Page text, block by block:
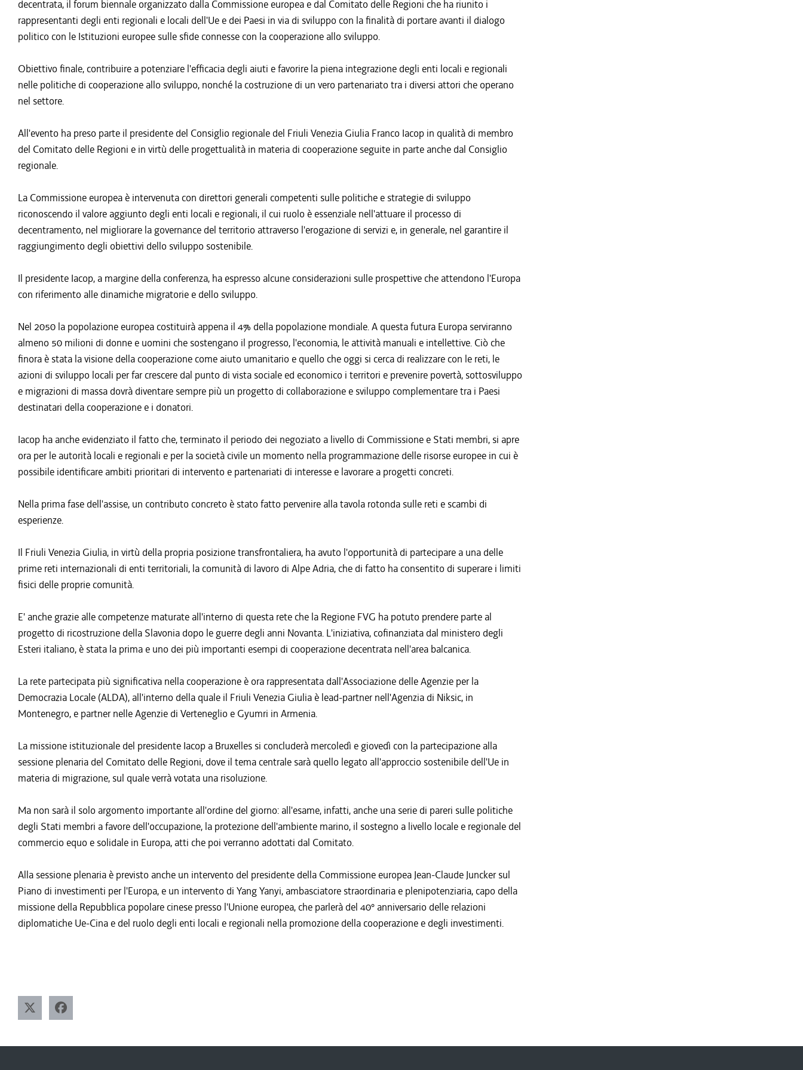
decentrata, il forum biennale organizzato dalla Commissione europea e dal Comitato delle Regioni che ha riunito i
rappresentanti degli enti regionali e locali dell'Ue e dei Paesi in via di sviluppo con la finalità di portare avanti il dialogo
politico con le Istituzioni europee sulle sfide connesse con la cooperazione allo sviluppo.
Obiettivo finale, contribuire a potenziare l'efficacia degli aiuti e favorire la piena integrazione degli enti locali e regionali
nelle politiche di cooperazione allo sviluppo, nonché la costruzione di un vero partenariato tra i diversi attori che operano
nel settore.
All'evento ha preso parte il presidente del Consiglio regionale del Friuli Venezia Giulia Franco Iacop in qualità di membro
del Comitato delle Regioni e in virtù delle progettualità in materia di cooperazione seguite in parte anche dal Consiglio
regionale.
La Commissione europea è intervenuta con direttori generali competenti sulle politiche e strategie di sviluppo
riconoscendo il valore aggiunto degli enti locali e regionali, il cui ruolo è essenziale nell'attuare il processo di
decentramento, nel migliorare la governance del territorio attraverso l'erogazione di servizi e, in generale, nel garantire il
raggiungimento degli obiettivi dello sviluppo sostenibile.
Il presidente Iacop, a margine della conferenza, ha espresso alcune considerazioni sulle prospettive che attendono l'Europa
con riferimento alle dinamiche migratorie e dello sviluppo.
Nel 2050 la popolazione europea costituirà appena il 4% della popolazione mondiale. A questa futura Europa serviranno
almeno 50 milioni di donne e uomini che sostengano il progresso, l'economia, le attività manuali e intellettive. Ciò che
finora è stata la visione della cooperazione come aiuto umanitario e quello che oggi si cerca di realizzare con le reti, le
azioni di sviluppo locali per far crescere dal punto di vista sociale ed economico i territori e prevenire povertà, sottosviluppo
e migrazioni di massa dovrà diventare sempre più un progetto di collaborazione e sviluppo complementare tra i Paesi
destinatari della cooperazione e i donatori.
Iacop ha anche evidenziato il fatto che, terminato il periodo dei negoziato a livello di Commissione e Stati membri, si apre
ora per le autorità locali e regionali e per la società civile un momento nella programmazione delle risorse europee in cui è
possibile identificare ambiti prioritari di intervento e partenariati di interesse e lavorare a progetti concreti.
Nella prima fase dell'assise, un contributo concreto è stato fatto pervenire alla tavola rotonda sulle reti e scambi di
esperienze.
Il Friuli Venezia Giulia, in virtù della propria posizione transfrontaliera, ha avuto l'opportunità di partecipare a una delle
prime reti internazionali di enti territoriali, la comunità di lavoro di Alpe Adria, che di fatto ha consentito di superare i limiti
fisici delle proprie comunità.
E' anche grazie alle competenze maturate all'interno di questa rete che la Regione FVG ha potuto prendere parte al
progetto di ricostruzione della Slavonia dopo le guerre degli anni Novanta. L'iniziativa, cofinanziata dal ministero degli
Esteri italiano, è stata la prima e uno dei più importanti esempi di cooperazione decentrata nell'area balcanica.
La rete partecipata più significativa nella cooperazione è ora rappresentata dall'Associazione delle Agenzie per la
Democrazia Locale (ALDA), all'interno della quale il Friuli Venezia Giulia è lead-partner nell'Agenzia di Niksic, in
Montenegro, e partner nelle Agenzie di Verteneglio e Gyumri in Armenia.
La missione istituzionale del presidente Iacop a Bruxelles si concluderà mercoledì e giovedì con la partecipazione alla
sessione plenaria del Comitato delle Regioni, dove il tema centrale sarà quello legato all'approccio sostenibile dell'Ue in
materia di migrazione, sul quale verrà votata una risoluzione.
Ma non sarà il solo argomento importante all'ordine del giorno: all'esame, infatti, anche una serie di pareri sulle politiche
degli Stati membri a favore dell'occupazione, la protezione dell'ambiente marino, il sostegno a livello locale e regionale del
commercio equo e solidale in Europa, atti che poi verranno adottati dal Comitato.
Alla sessione plenaria è previsto anche un intervento del presidente della Commissione europea Jean-Claude Juncker sul
Piano di investimenti per l'Europa, e un intervento di Yang Yanyi, ambasciatore straordinaria e plenipotenziaria, capo della
missione della Repubblica popolare cinese presso l'Unione europea, che parlerà del 40° anniversario delle relazioni
diplomatiche Ue-Cina e del ruolo degli enti locali e regionali nella promozione della cooperazione e degli investimenti.